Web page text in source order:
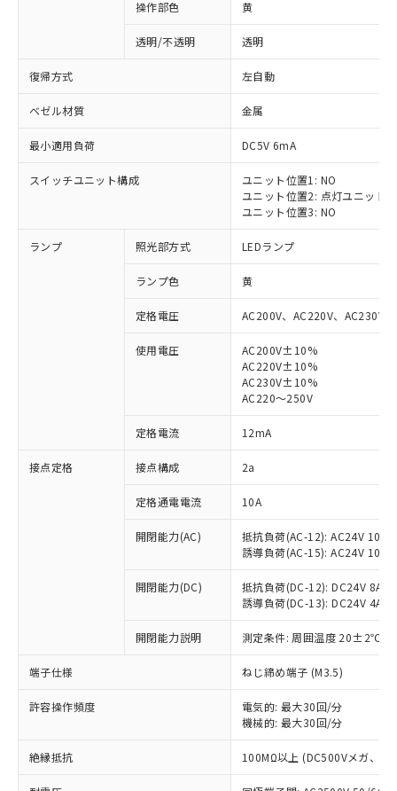
操作部色 黄
透明/不透明 透明
復帰方式 左自動
ベゼル材質 金属
最小適用負荷 DC5V 6mA
スイッチユニット構成
ユニット位置1: NO
ユニット位置2: 点灯ユニット
ユニット位置3: NO
ランプ 照光部方式 LEDランプ
ランプ色 黄
定格電圧 AC200V、AC220V、AC230V
使用電圧
AC200V±10%
AC220V±10%
AC230V±10%
AC220～250V
定格電流 12mA
接点定格 接点構成 2a
定格通電電流 10A
開閉能力(AC)
抵抗負荷(AC-12): AC24V 10A/
誘導負荷(AC-15): AC24V
開閉能力(DC)
抵抗負荷(DC-12): DC24V 8A/
誘導負荷(DC-13): DC24V 4A/
開閉能力説明 測定条件: 周囲温度 20±2℃、
端子仕様 ねじ締め端子 (M3.5)
許容操作頻度
電気的: 最大30回/分
機械的: 最大30回/分
絶縁抵抗 100MΩ以上 (DC500Vメガ、点
以下の条件をお読みいただき、同意のうえ
本サービスは、当社制御機器事業取扱
商品の当社在庫状況および標準価格
(税抜)を提供させていただくもので
本サービスの対象外となる商品もある
ことをご了承ください。
在庫状況および標準価格照会結果は、
記載している更新日時点での社内デー
タに基づき作成されるものであり、閲
覧された時点での実際の在庫および標
対応済み：EU RoHS指令（10物質）の
非含有に対応した製品が提供可能な商品で
対応予定：EU RoHS指令（10物質）の非含
有に対応した製品に切り替える予定のある
対応予定なし：EU RoHS指令（10物質）の
非含有に非対応の商品で、対応品を出す予
調査・確認中：EU RoHS指令（10物質）の
非含有の対応状況を調査中または確認中の
非該当品：ライセンス料など無形物で、有
害物質有無と関係のない商品です。
仕入先様の事情により、非含有部品として
いたものが、含有品と判明した場合などや
むを得ず変更することがあります。
鉛(Pb) 1000ppm以下、 水銀(Hg) 1000ppm以下、 カド
六価クロム(Cr(Ⅵ)) 1000ppm以下、ポリ臭化ビフェニル
※1 中国RoHS○×表
「○」：最大均質材料含有率が中国RoHSの
基準値以下であることを示します。
「×」：最大均質材料含有率が中国RoHSの
基準値を超えていることを示します。
「－」：未確認です。当社販売部門へお問
*中国RoHS10物質の基準値 (GB/T26572)：
Pb(鉛) :1000ppm、 Hg(水銀) : 1000ppm、 Cd(カドミウ
当社は、これら貴社製品のうち、外国
為替および外国貿易法に定める商品
（以下｢規制貨物等」という）を輸出
または国外への提供する場合は、日本
国政府の輸出許可(または役務取引許
可)を取得するなどの必要な手続きを